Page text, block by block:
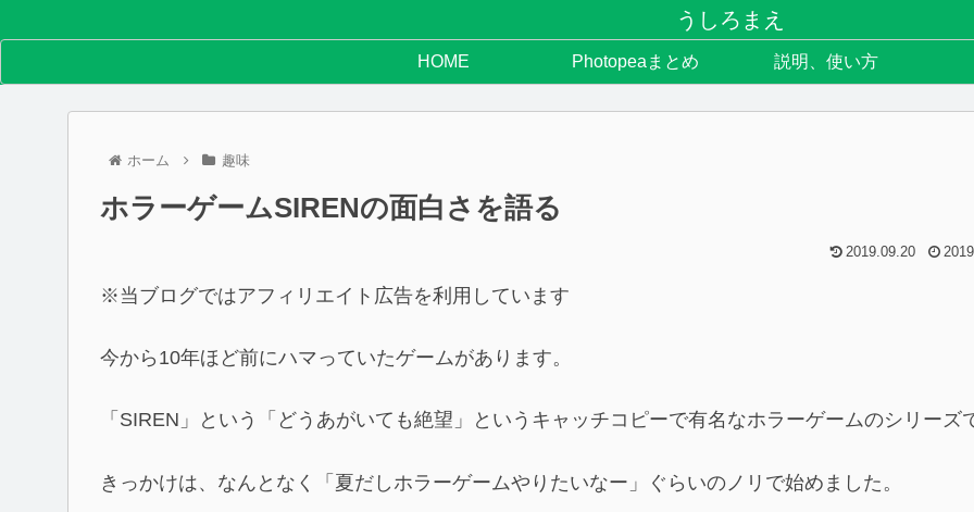
うしろまえ
HOME Photopeaまとめ 説明、使い方
ホーム 趣味
ホラーゲームSIRENの面白さを語る
2019.09.20
※当ブログではアフィリエイト広告を利用しています
今から10年ほど前にハマっていたゲームがあります。
「SIREN」という「どうあがいても絶望」というキャッチコピーで有名なホラーゲームのシリーズ
きっかけは、なんとなく「夏だしホラーゲームやりたいなー」ぐらいのノリで始めました。